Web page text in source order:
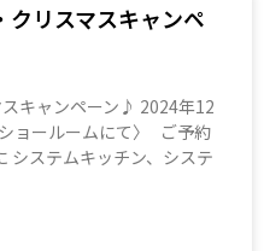
クリスマスキャンペ
キャンペーン♪ 2024年12
ョールームにて〉 ご予約
システムキッチン、システ